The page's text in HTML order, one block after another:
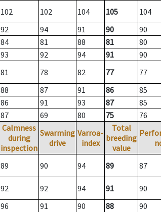
102 102 104 105
104
92 94 91 90
90
84 81 88 81
80
93 92 94 91
90
81 78 82 77
77
88 87 91 86
85
86 91 93 87
85
87 69 80 75 76
Calmness
during
inspection
Swarming
drive
Varroa-
index
Total
breeding
value
89 90 94 89 87
92 92 94 91
90
96 91 90 88
90